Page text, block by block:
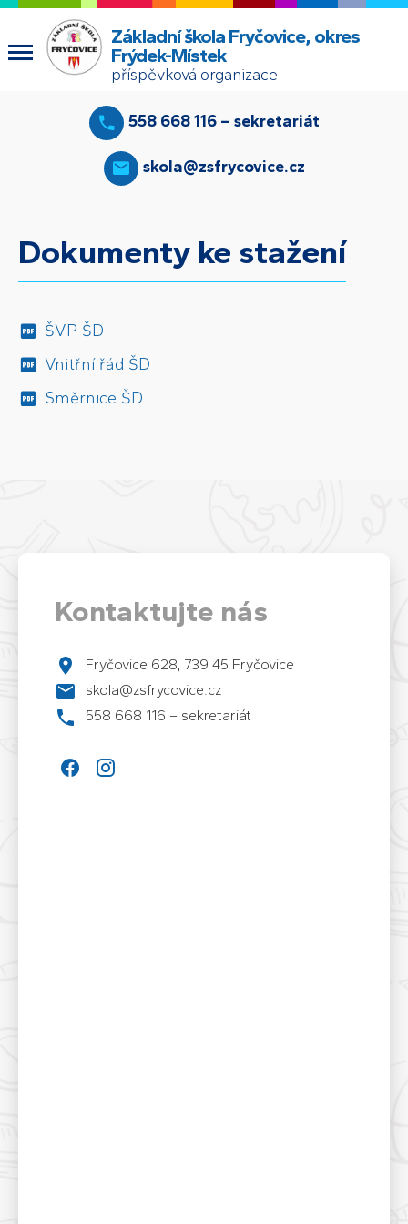
Základní škola Fryčovice, okres
Frýdek-Místek
příspěvková organizace
558 668 116 – sekretariát
skola@zsfrycovice.cz
Dokumenty ke stažení
ŠVP ŠD
Vnitřní řád ŠD
Směrnice ŠD
Kontaktujte nás
Fryčovice 628, 739 45 Fryčovice
skola@zsfrycovice.cz
558 668 116 – sekretariát